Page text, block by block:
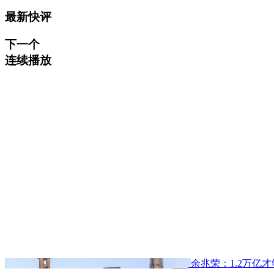
最新快评
下一个
连续播放
余兆荣：1.2万亿